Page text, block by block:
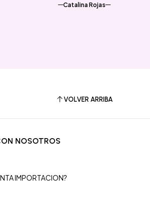
Catalina Rojas
VOLVER ARRIBA
NOSOTROS
IMPORTACION?